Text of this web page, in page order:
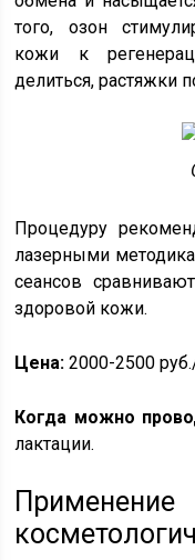
того, озон
кожи к
делиться, растяжки
Процедуру
лазерными
сеансов
здоровой кожи.
Цена: 2000-2500
Когда можно
лактации.